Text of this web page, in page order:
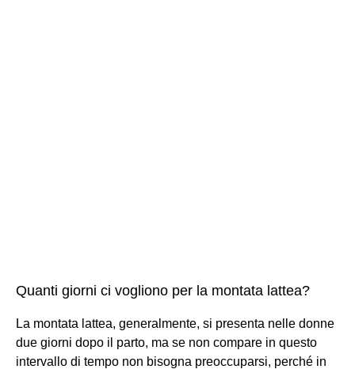
Quanti giorni ci vogliono per la montata lattea?
La montata lattea, generalmente, si presenta nelle donne
due giorni dopo il parto, ma se non compare in questo
intervallo di tempo non bisogna preoccuparsi, perché in